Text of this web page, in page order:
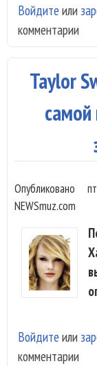
Войдите или
комментарии
Taylor
Опубликовано
NEWSmuz.com
Войдите или
комментарии